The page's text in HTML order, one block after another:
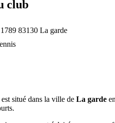
club
83130 La garde
est situé dans la ville de La garde